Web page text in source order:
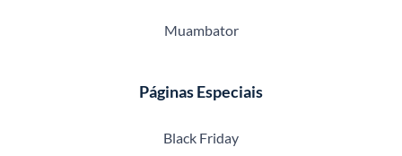
Muambator
Páginas Especiais
Black Friday